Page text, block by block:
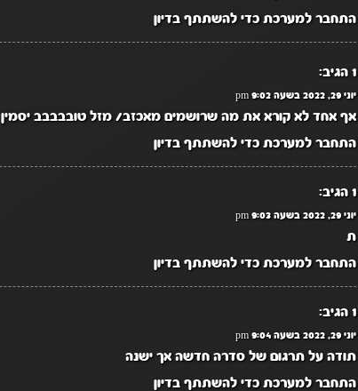
התחבר למערכת כדי להשתתף בדיון
1 הגיב:
יוני 29, 2022 בשעה 9:02 pm
אף אחד לא קורא את מה שרושמים מאכזב/ מזל טובבבבב יסמין
התחבר למערכת כדי להשתתף בדיון
1 הגיב:
יוני 29, 2022 בשעה 9:03 pm
ת
התחבר למערכת כדי להשתתף בדיון
1 הגיב:
יוני 29, 2022 בשעה 9:04 pm
תודה על תרגום של סדרה חדשה אך ישנה
התחבר למערכת כדי להשתתף בדיון